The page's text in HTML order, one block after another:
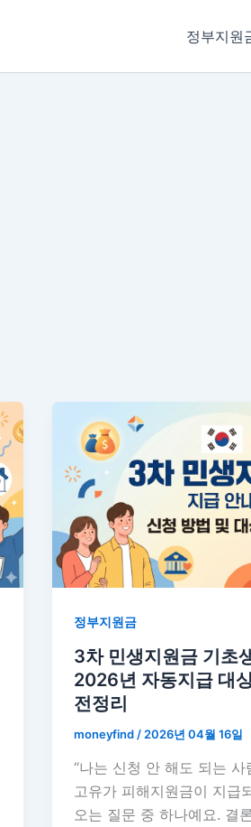
정부지원
정부지원금
3차 민생지원금 기초
2026년 자동지급 대
전정리
moneyfind / 2026년 04월 16일
“나는 신청 안 해도 되는
고유가 피해지원금이 지급
오는 질문 중 하나예요. 결